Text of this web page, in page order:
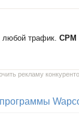
любой трафик. CPM
рекламу